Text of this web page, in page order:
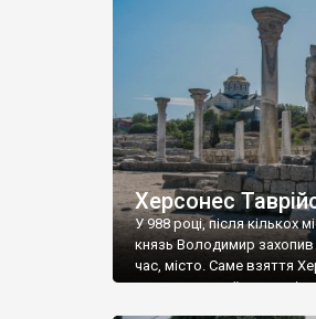
візантійської доби.
культурної спадщини
Офіційно – на виставку
влада в Україні
Херсонес
У 988 році, після кількох
князь Володимир захопив
час, місто. Саме взяття
диктувати свої умови